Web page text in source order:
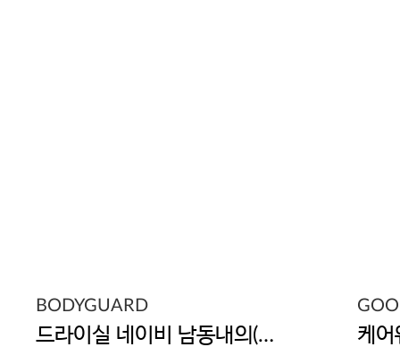
BODYGUARD
드라이실 네이비 남동내의(하의)